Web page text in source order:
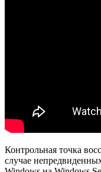
Контрольная точка
случае